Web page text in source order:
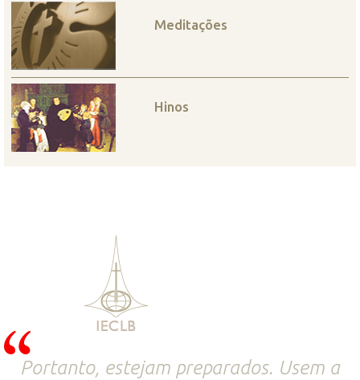
Meditações
Hinos
Portanto, estejam preparados. Usem a